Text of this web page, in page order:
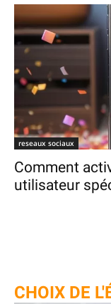
reseaux sociaux
Comment
utilisateur
CHOIX DE